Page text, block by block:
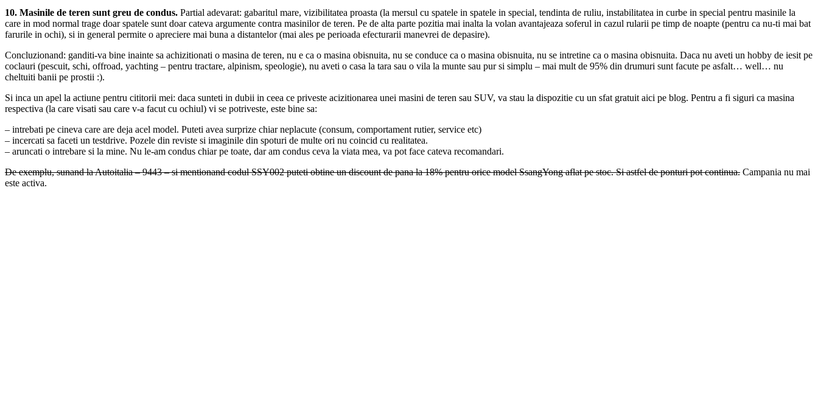
10. Masinile de teren sunt greu de condus. Partial adevarat: gabaritul mare, vizibilitatea proasta (la mersul cu spatele in spatele in special, tendinta de ruliu, instabilitatea in curbe in special pentru masinile la
care in mod normal trage doar spatele sunt doar cateva argumente contra masinilor de teren. Pe de alta parte pozitia mai inalta la volan avantajeaza soferul in cazul rularii pe timp de noapte (pentru ca nu-ti mai bat
farurile in ochi), si in general permite o apreciere mai buna a distantelor (mai ales pe perioada efecturarii manevrei de depasire).
Concluzionand: ganditi-va bine inainte sa achizitionati o masina de teren, nu e ca o masina obisnuita, nu se conduce ca o masina obisnuita, nu se intretine ca o masina obisnuita. Daca nu aveti un hobby de iesit pe
coclauri (pescuit, schi, offroad, yachting – pentru tractare, alpinism, speologie), nu aveti o casa la tara sau o vila la munte sau pur si simplu – mai mult de 95% din drumuri sunt facute pe asfalt… well… nu
cheltuiti banii pe prostii :).
Si inca un apel la actiune pentru cititorii mei: daca sunteti in dubii in ceea ce priveste acizitionarea unei masini de teren sau SUV, va stau la dispozitie cu un sfat gratuit aici pe blog. Pentru a fi siguri ca masina
respectiva (la care visati sau care v-a facut cu ochiul) vi se potriveste, este bine sa:
– intrebati pe cineva care are deja acel model. Puteti avea surprize chiar neplacute (consum, comportament rutier, service etc)
– incercati sa faceti un testdrive. Pozele din reviste si imaginile din spoturi de multe ori nu coincid cu realitatea.
– aruncati o intrebare si la mine. Nu le-am condus chiar pe toate, dar am condus ceva la viata mea, va pot face cateva recomandari.
De exemplu, sunand la Autoitalia – 9443 – si mentionand codul SSY002 puteti obtine un discount de pana la 18% pentru orice model SsangYong aflat pe stoc. Si astfel de ponturi pot continua. Campania nu mai
este activa.